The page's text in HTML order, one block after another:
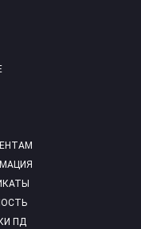
ПД